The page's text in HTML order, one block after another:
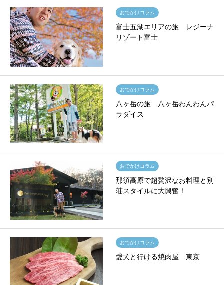
おでかけコラム
富士五湖エリアの旅 レジーナ
リゾート富士
おでかけコラム
八ヶ岳の旅 八ヶ岳わんわんパ
ラダイス
おでかけコラム
那須高原で超贅沢なお料理と別
荘スタイルに大興奮！
おでかけコラム
愛犬と行ける焼肉屋 東京